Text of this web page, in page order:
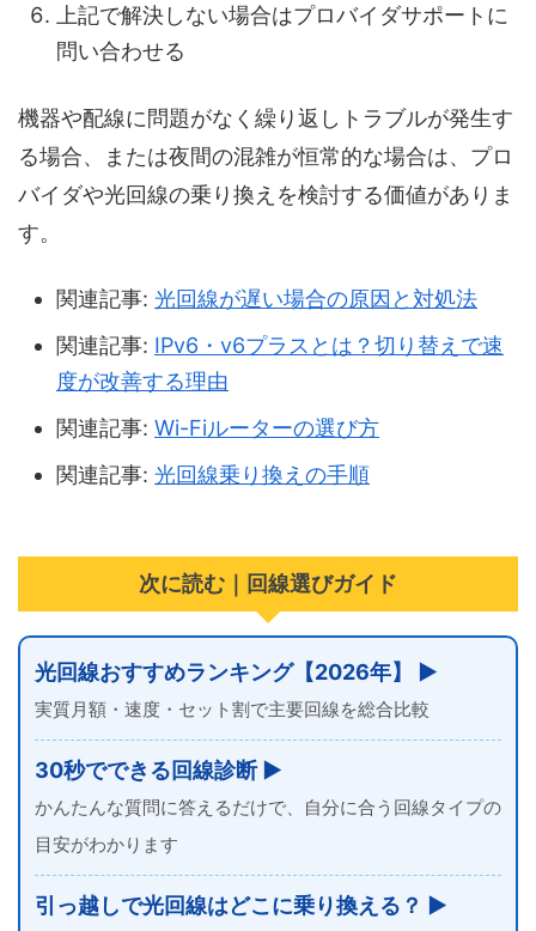
上記で解決しない場合はプロバイダサポートに
問い合わせる
機器や配線に問題がなく繰り返しトラブルが発生す
る場合、または夜間の混雑が恒常的な場合は、プロ
バイダや光回線の乗り換えを検討する価値がありま
す。
関連記事: 光回線が遅い場合の原因と対処法
関連記事: IPv6・v6プラスとは？切り替えで速
度が改善する理由
関連記事: Wi-Fiルーターの選び方
関連記事: 光回線乗り換えの手順
次に読む｜回線選びガイド
光回線おすすめランキング【2026年】 ▶
実質月額・速度・セット割で主要回線を総合比較
30秒でできる回線診断 ▶
かんたんな質問に答えるだけで、自分に合う回線タイプの
目安がわかります
引っ越しで光回線はどこに乗り換える？ ▶